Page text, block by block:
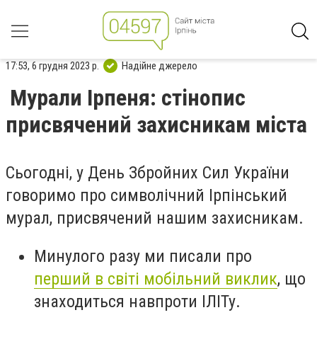
17:53, 6 грудня 2023 р. Надійне джерело
Мурали Ірпеня: стінопис
присвячений захисникам міста
Сьогодні, у День Збройних Сил України
говоримо про символічний Ірпінський
мурал, присвячений нашим захисникам.
Минулого разу ми писали про
перший в світі мобільний виклик, що
знаходиться навпроти ІЛІТу.